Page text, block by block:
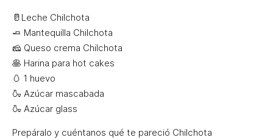
🥛Leche Chilchota
🧈 Mantequilla Chilchota
🧀 Queso crema Chilchota
🥞 Harina para hot cakes
🥚 1 huevo
🍶 Azúcar mascabada
🍶 Azúcar glass
Prepáralo y cuéntanos qué te pareció Chilchota